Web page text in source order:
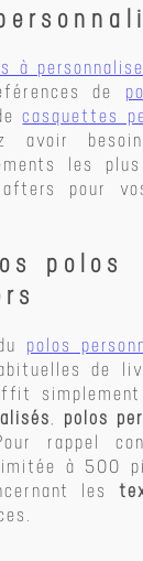
à
de
casquettes
avoir
les
pour
polos
polos
de
simplement
, polos
rappel
à 500
les